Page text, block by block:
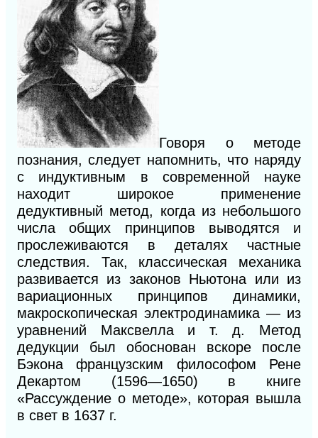
Говоря о методе
познания, следует напомнить, что наряду
с индуктивным в современной науке
находит широкое применение
дедуктивный метод, когда из небольшого
числа общих принципов выводятся и
прослеживаются в деталях частные
следствия. Так, классическая механика
развивается из законов Ньютона или из
вариационных принципов динамики,
макроскопическая электродинамика — из
уравнений Максвелла и т. д. Метод
дедукции был обоснован вскоре после
Бэкона французским философом Рене
Декартом (1596—1650) в книге
«Рассуждение о методе», которая вышла
в свет в 1637 г.